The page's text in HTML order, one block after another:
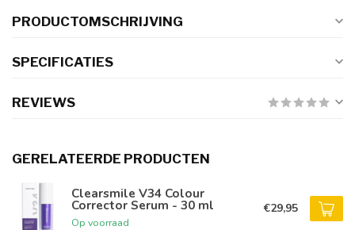
PRODUCTOMSCHRIJVING
SPECIFICATIES
REVIEWS
GERELATEERDE PRODUCTEN
Clearsmile V34 Colour
Corrector Serum - 30 ml
Op voorraad
€29,95